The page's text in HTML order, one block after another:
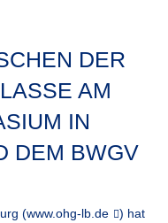
DER
AM
IN
DEM BWGV
(www.ohg-lb.de
) hat